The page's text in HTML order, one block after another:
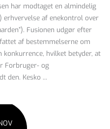
har modtaget en almindelig
erhvervelse af enekontrol over
Fusionen udgør efter
af bestemmelserne om
hvilket betyder, at
Forbruger- og
den. Kesko ...